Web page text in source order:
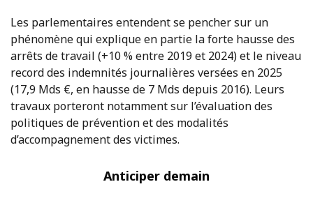
Les parlementaires entendent se pencher sur un
phénomène qui explique en partie la forte hausse des
arrêts de travail (+10 % entre 2019 et 2024) et le niveau
record des indemnités journalières versées en 2025
(17,9 Mds €, en hausse de 7 Mds depuis 2016). Leurs
travaux porteront notamment sur l’évaluation des
politiques de prévention et des modalités
d’accompagnement des victimes.
Anticiper demain